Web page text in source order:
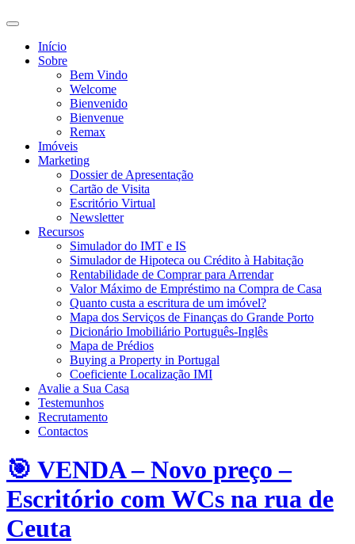
Toggle
search
field
Início
Sobre
Bem Vindo
Welcome
Bienvenido
Bienvenue
Remax
Imóveis
Marketing
Dossier de Apresentação
Cartão de Visita
Escritório Virtual
Newsletter
Recursos
Simulador do IMT e IS
Simulador de Hipoteca ou Crédito à Habitação
Rentabilidade de Comprar para Arrendar
Valor Máximo de Empréstimo na Compra de Casa
Quanto custa a escritura de um imóvel?
Mapa dos Serviços de Finanças do Grande Porto
Dicionário Imobiliário Português-Inglês
Mapa de Prédios
Buying a Property in Portugal
Coeficiente Localização IMI
Avalie a Sua Casa
Testemunhos
Recrutamento
Contactos
🎯 VENDA – Novo preço –
Escritório com WCs na rua de
Ceuta